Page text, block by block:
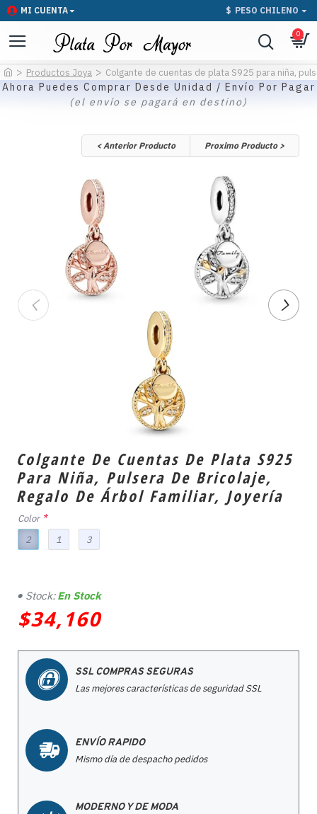
MI CUENTA $ PESO CHILENO
0
Productos Joya Colgante de cuentas de plata S925 para niña,
Ahora Puedes Comprar Desde Unidad / Envío Por Pagar
(el envío se pagará en destino)
< Anterior Producto Proximo Producto >
Colgante De Cuentas De Plata S925
Para Niña, Pulsera De Bricolaje,
Regalo De Árbol Familiar, Joyería
$34,160
Stock: En Stock
Color
2
1 3
SSL COMPRAS SEGURAS
Las mejores características de seguridad SSL
ENVÍO RAPIDO
Mismo día de despacho pedidos
MODERNO Y DE MODA